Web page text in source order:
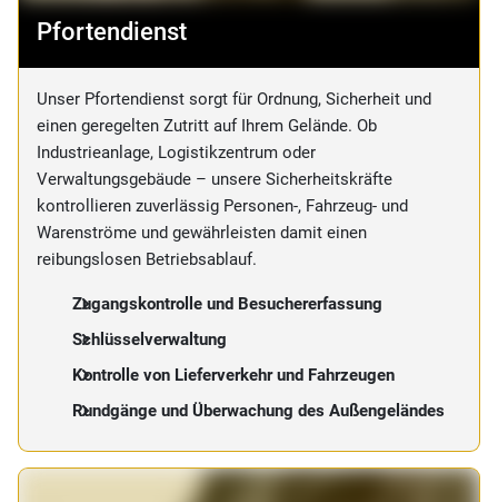
Pfortendienst
Unser Pfortendienst sorgt für Ordnung, Sicherheit und
einen geregelten Zutritt auf Ihrem Gelände. Ob
Industrieanlage, Logistikzentrum oder
Verwaltungsgebäude – unsere Sicherheitskräfte
kontrollieren zuverlässig Personen-, Fahrzeug- und
Warenströme und gewährleisten damit einen
reibungslosen Betriebsablauf.
Zugangskontrolle und Besuchererfassung
Schlüsselverwaltung
Kontrolle von Lieferverkehr und Fahrzeugen
Rundgänge und Überwachung des Außengeländes